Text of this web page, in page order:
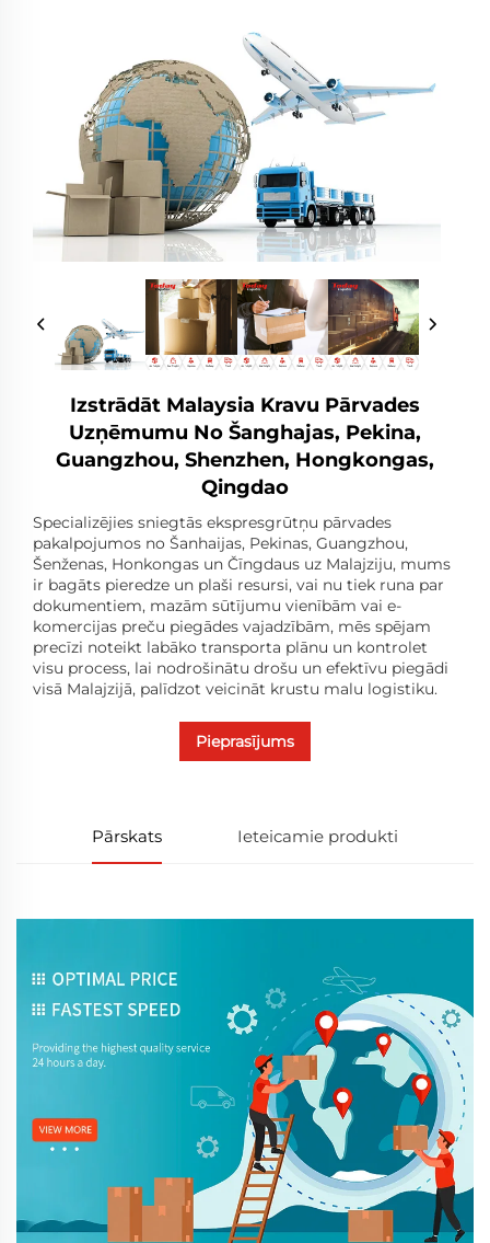
Izstrādāt Malaysia Kravu Pārvades
Uzņēmumu No Šanghajas, Pekina,
Guangzhou, Shenzhen, Hongkongas,
Qingdao
Specializējies sniegtās ekspresgrūtņu pārvades
pakalpojumos no Šanhaijas, Pekinas, Guangzhou,
Šenženas, Honkongas un Čīngdaus uz Malajziju, mums
ir bagāts pieredze un plaši resursi, vai nu tiek runa par
dokumentiem, mazām sūtījumu vienībām vai e-
komercijas preču piegādes vajadzībām, mēs spējam
precīzi noteikt labāko transporta plānu un kontrolet
visu process, lai nodrošinātu drošu un efektīvu piegādi
visā Malajzijā, palīdzot veicināt krustu malu logistiku.
Pieprasījums
Pārskats Ieteicamie produkti